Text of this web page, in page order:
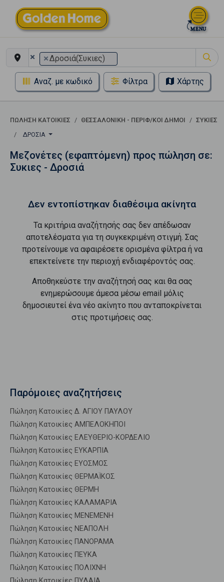
× ×Δροσιά(Συκιες)
Αναζ. με κωδικό Φίλτρα Χάρτης
ΠΏΛΗΣΗ ΚΑΤΟΙΚΊΕΣ ΘΕΣΣΑΛΟΝΙΚΗ - ΠΕΡΙΦ/ΚΟΙ ΔΗΜΟΙ
ΣΥΚΙΕΣ
ΔΡΟΣΙΆ
Μεζονέτες (εφαπτόμενη) προς πώληση σε:
Συκιες - Δροσιά
Δεν εντοπίστηκαν διαθέσιμα ακίνητα
Τα κριτήρια αναζήτησής σας δεν απέδωσαν
αποτελέσματα για τη συγκεκριμένη στιγμή. Σας
προτείνουμε να αφαιρέσετε ορισμένα φίλτρα ή να
επεκτείνετε την περιοχή ενδιαφέροντός σας.
Αποθηκεύστε την αναζήτησή σας και θα σας
ενημερώσουμε άμεσα μέσω email μόλις
δημοσιευτεί ένα νέο ακίνητο που ανταποκρίνεται
στις προτιμήσεις σας.
Παρόμοιες αναζητήσεις
Πώληση Κατοικίες Δ. ΑΓΙΟΥ ΠΑΥΛΟΥ
Πώληση Κατοικίες ΑΜΠΕΛΟΚΗΠΟΙ
Πώληση Κατοικίες ΕΛΕΥΘΕΡΙΟ-ΚΟΡΔΕΛΙΟ
Πώληση Κατοικίες ΕΥΚΑΡΠΙΑ
Πώληση Κατοικίες ΕΥΟΣΜΟΣ
Πώληση Κατοικίες ΘΕΡΜΑΪΚΟΣ
Πώληση Κατοικίες ΘΕΡΜΗ
Πώληση Κατοικίες ΚΑΛΑΜΑΡΙΑ
Πώληση Κατοικίες ΜΕΝΕΜΕΝΗ
Πώληση Κατοικίες ΝΕΑΠΟΛΗ
Πώληση Κατοικίες ΠΑΝΟΡΑΜΑ
Πώληση Κατοικίες ΠΕΥΚΑ
Πώληση Κατοικίες ΠΟΛΙΧΝΗ